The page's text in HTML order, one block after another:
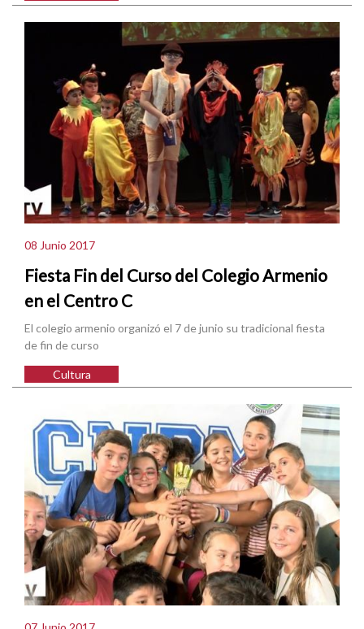
08 Junio 2017
Fiesta Fin del Curso del Colegio Armenio
en el Centro C
El colegio armenio organizó el 7 de junio su tradicional fiesta
de fin de curso
Cultura